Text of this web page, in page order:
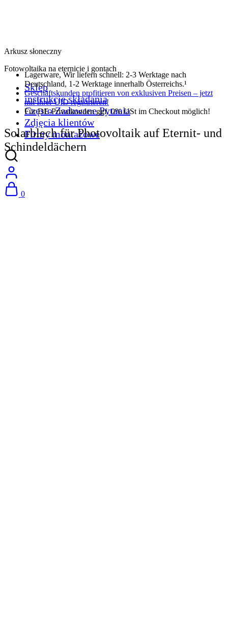
Arkusz słoneczny
Fotowoltaika na eternicie i gontach
Sklep
instrukcje składania
Często Zadawane Pytania
Zdjęcia klientów
Firmy montażowe
0
Lagerware, Wir liefern schnell: 2-3 Werktage nach
Deutschland, 1-2 Werktage innerhalb Österreichs.¹
Geschäftskunden profitieren von exklusiven Preisen – jetzt
mit Ihrer UID registrieren!
Für DE-Privatkunden ggf. 0% USt im Checkout möglich!
Solarblech für Photovoltaik auf Eternit- und
Schindeldächern